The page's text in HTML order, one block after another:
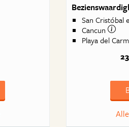
San Cristóbal
Cancun
Playa del